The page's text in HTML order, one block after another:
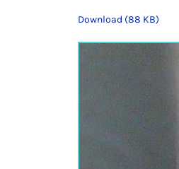
Download (88 KB)